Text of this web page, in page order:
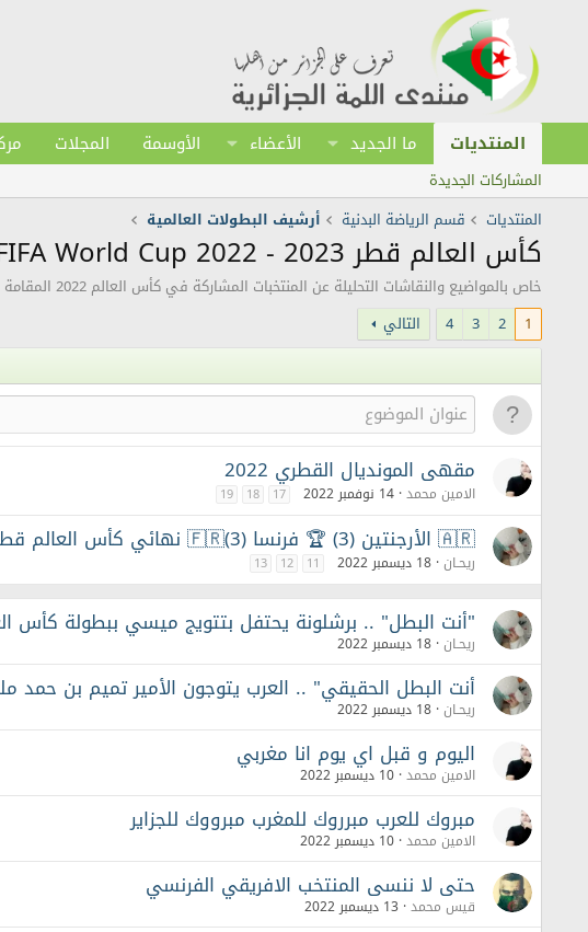
المنتديات ما الجديد الأعضاء الأوسمة المجلات
المشاركات الجديدة
المنتديات
قسم الرياضة البدنية أرشيف البطولات العالمية
كأس العالم قطر 2023 - FIFA World Cup 2022
خاص بالمواضيع والنقاشات التحليلة عن المنتخبات المشاركة في كأس العالم 2022 المقامة بدولة قطر.
1
2
3
4
التالي
مقهى المونديال القطري 2022
الامين محمد 14 نوفمبر 2022 17
18
19
🇦🇷 الأرجنتين (3) 🏆 فرنسا (3)🇫🇷 نهائي كأس العالم قطر 2022 // (4 ـ 2) جزاء
ريحـان 18 ديسمبر 2022 11
12
13
"أنت البطل" .. برشلونة يحتفل بتتويج ميسي ببطولة كأس
ريحـان 18 ديسمبر 2022
أنت البطل الحقيقي" .. العرب يتوجون الأمير تميم بن حمد
ريحـان 18 ديسمبر 2022
اليوم و قبل اي يوم انا مغربي
الامين محمد 10 ديسمبر 2022
مبروك للعرب مبرروك للمغرب مبرووك للجزاير
الامين محمد 10 ديسمبر 2022
حتى لا ننسى المنتخب الافريقي الفرنسي
قيس محمد 13 ديسمبر 2022